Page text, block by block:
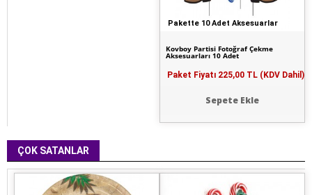
Pakette 10 Adet Aksesuarlar
Kovboy Partisi Fotoğraf Çekme
Aksesuarları 10 Adet
Paket Fiyatı 225,00 TL (KDV Dahil)
Sepete Ekle
ÇOK SATANLAR